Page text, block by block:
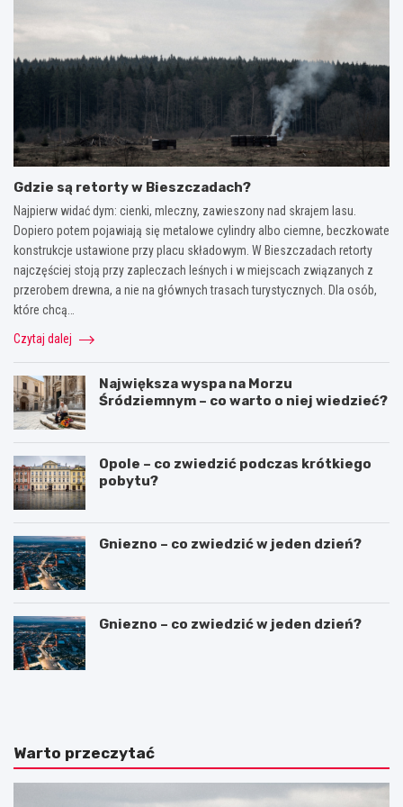
Gdzie są retorty w Bieszczadach?
Najpierw widać dym: cienki, mleczny, zawieszony nad skrajem lasu.
Dopiero potem pojawiają się metalowe cylindry albo ciemne, beczkowate
konstrukcje ustawione przy placu składowym. W Bieszczadach retorty
najczęściej stoją przy zapleczach leśnych i w miejscach związanych z
przerobem drewna, a nie na głównych trasach turystycznych. Dla osób,
które chcą…
Czytaj dalej
Największa wyspa na Morzu
Śródziemnym – co warto o niej wiedzieć?
Opole – co zwiedzić podczas krótkiego
pobytu?
Gniezno – co zwiedzić w jeden dzień?
Gniezno – co zwiedzić w jeden dzień?
S
i
e
m
H
r
i
a
Warto przeczytać